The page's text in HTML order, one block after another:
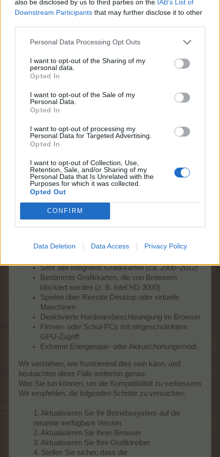
also be disclosed by us to third parties on the IAB’s List of
Downstream Participants that may further disclose it to other
Personal Data Processing Opt Outs
I want to opt-out of the Sharing of my
personal data.
Opted In
I want to opt-out of the Sale of my
Personal Data.
Opted In
I want to opt-out of processing my
Personal Data for Targeted Advertising.
Opted In
I want to opt-out of Collection, Use,
Retention, Sale, and/or Sharing of my
Personal Data that Is Unrelated with the
Purposes for which it was collected.
Opted Out
CONFIRM
Data Deletion Data Access Privacy Policy
Safari 15+
Unterstützung
macOS 10.15
Anmerkung: In unseren Tests liefert Google Chrome oft
Browser können jedoch je nach System ebenso gut
funktionieren.
Grafikkarte (GPU) – Allgemeine Hinweise
WebGL2:
NVIDIA: GTX 400-Serie oder neuer
AMD: HD 5000-Serie oder neuer
Grafikspeicher (VRAM): mindestens 1 GB (2 GB
Treiber: Neueste stabile Version
Bitte beachten Sie, dass dies keine Garantie dafür ist,
dass das Spiel in jedem Fall funktioniert, da die
Interaktionen zwischen Browser und System variieren
Bekannte Situationen, in denen das Spiel möglicherweise
es vorkommen, dass das Spiel in einigen Situationen
nicht geladen werden kann, zum Beispiel:
Sehr alte integrierte Grafikkarten (ca. 2006–2012)
Bestimmte Grafikkarten, die von Browsern
blockiert werden (z. B. Intel HD 3000)
Spielen über Remote Desktop oder virtuelle
Maschinen
Deaktivierte Hardwarebeschleunigung im Browser
Firmen- oder Schul-PCs mit eingeschränktem
GPU-Zugriff
Extreme Energiespar- oder Akkuschonungsmodi
Wir verstehen, wie frustrierend dies sein kann, und
beobachten diese Fälle weiterhin genau.
Was Sie tun können, um die Kompatibilität zu verbessern
Wir empfehlen, die folgenden Schritte zu versuchen:
1. Aktualisieren Sie Ihr Betriebssystem auf die
neueste verfügbare Version
2. Aktualisieren Sie Ihren Browser
3. Aktualisieren Sie Ihre Grafiktreiber
4. Stellen Sie sicher, dass die